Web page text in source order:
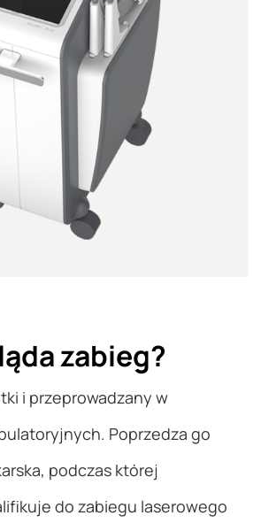
zabieg?
i przeprowadzany w
Poprzedza go
podczas której
do zabiegu laserowego